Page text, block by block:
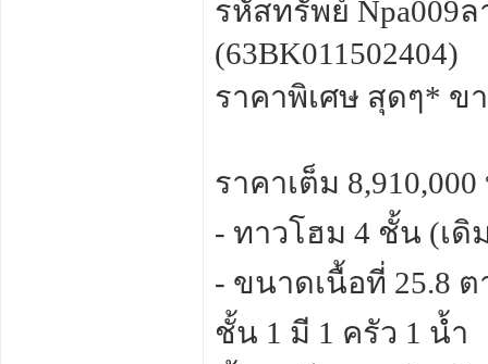
รหัสทรัพย์ Npa009
(63BK011502404)
ราคาพิเศษ สุดๆ* ข
ราคาเต็ม
- ทาวโฮม 4 ชั้น (เ
- ขนาดเนื้อที่ 25.8 ต
ชั้น 1 มี 1 ครัว 1 น้ำ